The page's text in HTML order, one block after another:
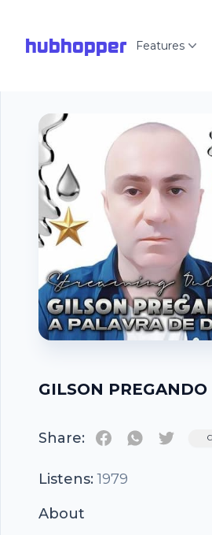
hubhopper Features
GILSON PREGANDO
Share: Twitter
Listens: 1979
About